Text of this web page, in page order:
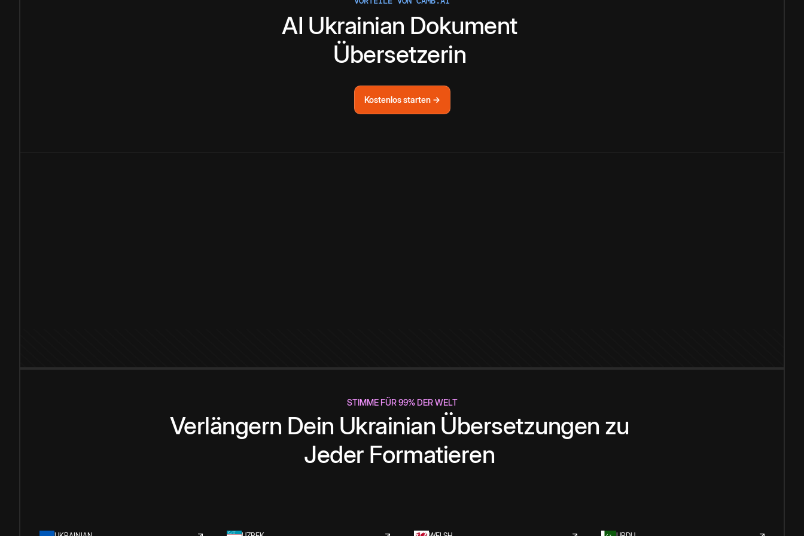
AI Ukrainian Dokument
Übersetzerin
Kostenlos starten →
STIMME FÜR 99% DER WELT
Verlängern Dein Ukrainian Übersetzungen zu
Jeder Formatieren